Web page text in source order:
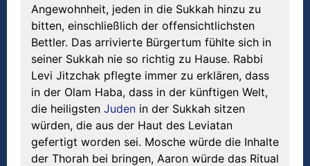
Angewohnheit, jeden in die Sukkah hinzu zu
bitten, einschließlich der offensichtlichsten
Bettler. Das arrivierte Bürgertum fühlte sich in
seiner Sukkah nie so richtig zu Hause. Rabbi
Levi Jitzchak pflegte immer zu erklären, dass
in der Olam Haba, dass in der künftigen Welt,
die heiligsten Juden in der Sukkah sitzen
würden, die aus der Haut des Leviatan
gefertigt worden sei. Mosche würde die Inhalte
der Thorah bei bringen, Aaron würde das Ritual